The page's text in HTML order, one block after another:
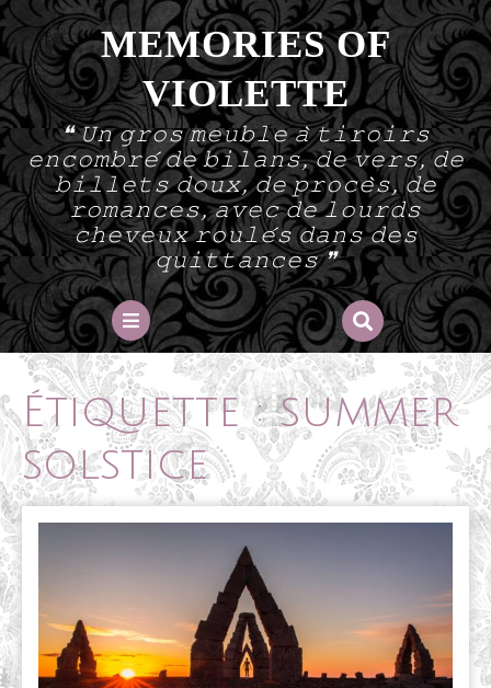
Skip
to
content
MEMORIES OF
VIOLETTE
❝ 𝚄𝚗 𝚐𝚛𝚘𝚜 𝚖𝚎𝚞𝚋𝚕𝚎 𝚊̀ 𝚝𝚒𝚛𝚘𝚒𝚛𝚜
𝚎𝚗𝚌𝚘𝚖𝚋𝚛𝚎́ 𝚍𝚎 𝚋𝚒𝚕𝚊𝚗𝚜, 𝚍𝚎 𝚟𝚎𝚛𝚜, 𝚍𝚎
𝚋𝚒𝚕𝚕𝚎𝚝𝚜 𝚍𝚘𝚞𝚡, 𝚍𝚎 𝚙𝚛𝚘𝚌𝚎̀𝚜, 𝚍𝚎
𝚛𝚘𝚖𝚊𝚗𝚌𝚎𝚜, 𝚊𝚟𝚎𝚌 𝚍𝚎 𝚕𝚘𝚞𝚛𝚍𝚜
𝚌𝚑𝚎𝚟𝚎𝚞𝚡 𝚛𝚘𝚞𝚕𝚎́𝚜 𝚍𝚊𝚗𝚜 𝚍𝚎𝚜
𝚚𝚞𝚒𝚝𝚝𝚊𝚗𝚌𝚎𝚜 ❞
Open
Button
Étiquette :summer
solstice